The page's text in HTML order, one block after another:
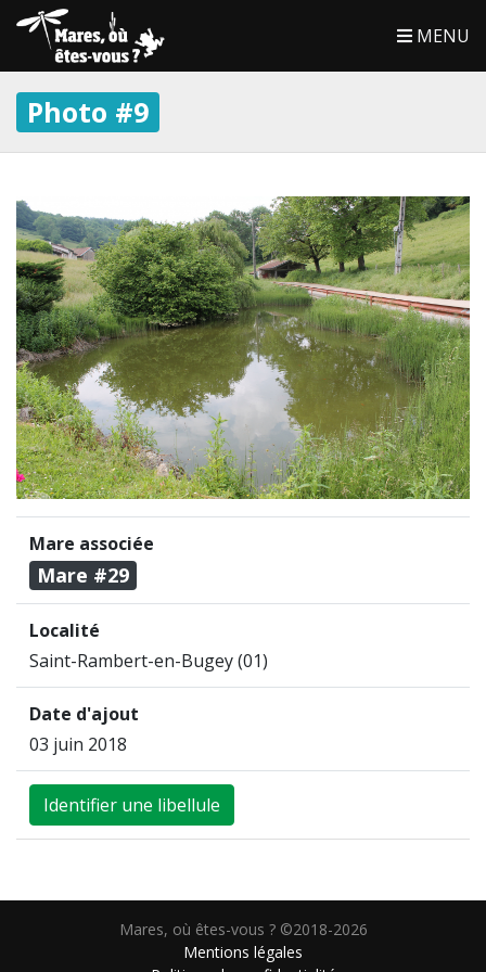
MENU
Photo #9
Mare associée
Mare #29
Localité
Saint-Rambert-en-Bugey (01)
Date d'ajout
03 juin 2018
Identifier une libellule
Mares, où êtes-vous ? ©2018-2026
Mentions légales